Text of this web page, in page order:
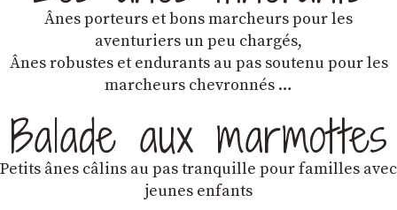
Ânes porteurs et bons marcheurs pour les
aventuriers un peu chargés,
Ânes robustes et endurants au pas soutenu pour les
marcheurs chevronnés …
Balade aux marmottes
Petits ânes câlins au pas tranquille pour familles avec
jeunes enfants